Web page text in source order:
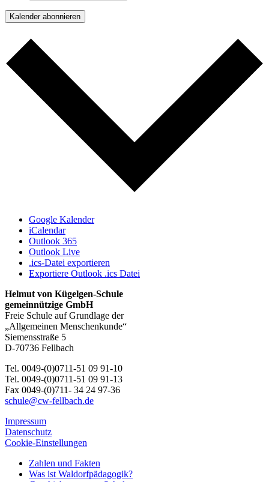
Kalender abonnieren
Google Kalender
iCalendar
Outlook 365
Outlook Live
.ics-Datei exportieren
Exportiere Outlook .ics Datei
Helmut von Kügelgen-Schule
gemeinnützige GmbH
Freie Schule auf Grundlage der
„Allgemeinen Menschenkunde“
Siemensstraße 5
D-70736 Fellbach
Tel. 0049-(0)0711-51 09 91-10
Tel. 0049-(0)0711-51 09 91-13
Fax 0049-(0)711- 34 24 97-36
schule@cw-fellbach.de
Impressum
Datenschutz
Cookie-Einstellungen
Zahlen und Fakten
Was ist Waldorfpädagogik?